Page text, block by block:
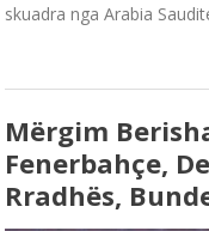
skuadra nga Arabia
Mërgim
Fenerbahçe,
Rradhës,